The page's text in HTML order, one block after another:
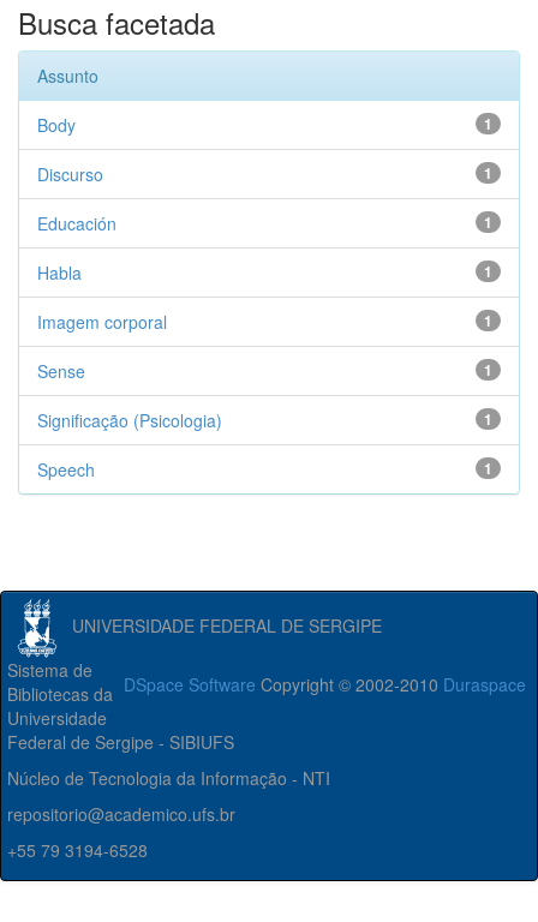
Busca facetada
Assunto
1
Body
1
Discurso
1
Educación
1
Habla
1
Imagem corporal
1
Sense
1
Significação (Psicologia)
1
Speech
UNIVERSIDADE FEDERAL DE SERGIPE
DSpace Software Copyright © 2002-2010 Duraspace
Sistema de
Bibliotecas da
Universidade
Federal de Sergipe - SIBIUFS
Núcleo de Tecnologia da Informação - NTI
repositorio@academico.ufs.br
+55 79 3194-6528